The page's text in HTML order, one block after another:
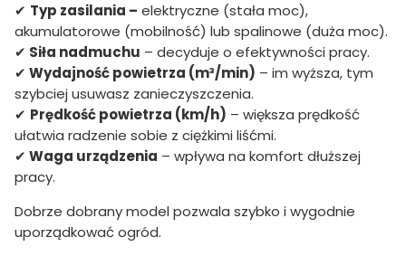
✔ Typ zasilania – elektryczne (stała moc),
akumulatorowe (mobilność) lub spalinowe (duża moc).
✔ Siła nadmuchu – decyduje o efektywności pracy.
✔ Wydajność powietrza (m³/min) – im wyższa, tym
szybciej usuwasz zanieczyszczenia.
✔ Prędkość powietrza (km/h) – większa prędkość
ułatwia radzenie sobie z ciężkimi liśćmi.
✔ Waga urządzenia – wpływa na komfort dłuższej
pracy.
Dobrze dobrany model pozwala szybko i wygodnie
uporządkować ogród.